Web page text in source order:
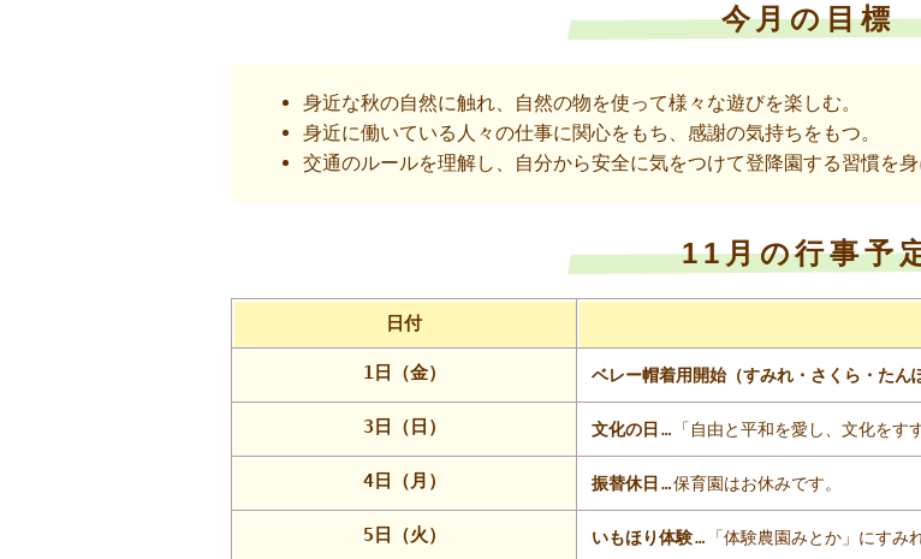
今月の目標
身近な秋の自然に触れ、自然の物を使って様々な遊びを楽しむ。
身近に働いている人々の仕事に関心をもち、感謝の気持ちをもつ。
交通のルールを理解し、自分から安全に気をつけて登降園する習慣を身
11月の行事予
日付
1日（金） ベレー帽着用開始（すみれ・さくら・たん
3日（日） 文化の日 … 「自由と平和を愛し、文化をす
4日（月） 振替休日 …保育園はお休みです。
5日（火） いもほり体験…
「体験農園みとか」にすみ